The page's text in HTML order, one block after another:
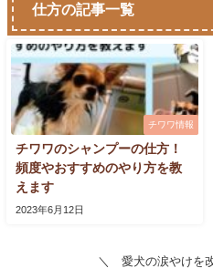
仕方の記事一覧
チワワ情報
チワワのシャンプーの仕方！
頻度やおすすめのやり方を教
えます
2023年6月12日
＼ 愛犬の涙やけを